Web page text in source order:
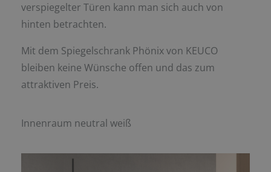
verspiegelter Türen kann man sich auch von
hinten betrachten.
Mit dem Spiegelschrank Phönix von KEUCO
bleiben keine Wünsche offen und das zum
attraktiven Preis.
Innenraum neutral weiß